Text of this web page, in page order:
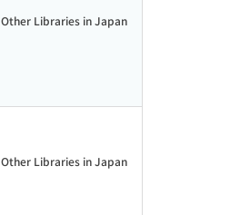
Other Libraries in Japan
Other Libraries in Japan